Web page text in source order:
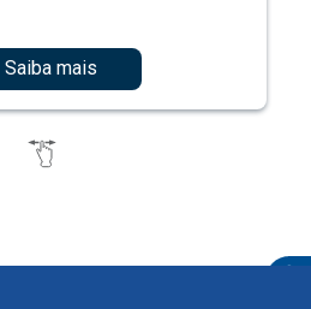
Saiba mais